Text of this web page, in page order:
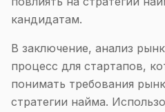
кандидатам.
В заключение, анализ
процесс для стартапов,
понимать требования
стратегии найма.